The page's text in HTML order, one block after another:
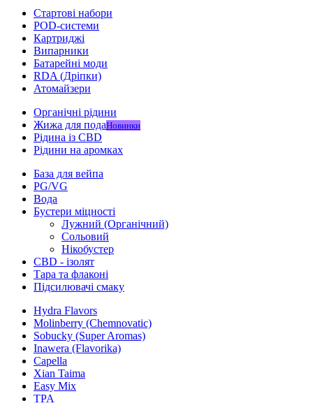
Стартові набори
POD-системи
Картриджі
Випарники
Батарейні моди
RDA (Дріпки)
Атомайзери
Органічні рідини
Жижа для подаНовинки
Рідина із CBD
Рідини на аромках
База для вейпа
PG/VG
Вода
Бустери міцності
Лужний (Органічний)
Сольовий
Нікобустер
CBD - ізолят
Тара та флаконі
Підсилювачі смаку
Hydra Flavors
Molinberry (Chemnovatic)
Sobucky (Super Aromas)
Inawera (Flavorika)
Capella
Xian Taima
Easy Mix
TPA